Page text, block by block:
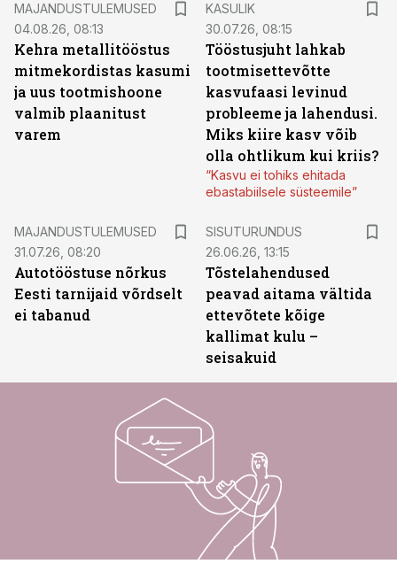
MAJANDUSTULEMUSED
04.08.26, 08:13
Kehra metallitööstus
mitmekordistas kasumi
ja uus tootmishoone
valmib plaanitust
varem
KASULIK
30.07.26, 08:15
Tööstusjuht lahkab
tootmisettevõtte
kasvufaasi levinud
probleeme ja lahendusi.
Miks kiire kasv võib
olla ohtlikum kui kriis?
“Kasvu ei tohiks ehitada
ebastabiilsele süsteemile”
MAJANDUSTULEMUSED
31.07.26, 08:20
Autotööstuse nõrkus
Eesti tarnijaid võrdselt
ei tabanud
SISUTURUNDUS
26.06.26, 13:15
Tõstelahendused
peavad aitama vältida
ettevõtete kõige
kallimat kulu –
seisakuid